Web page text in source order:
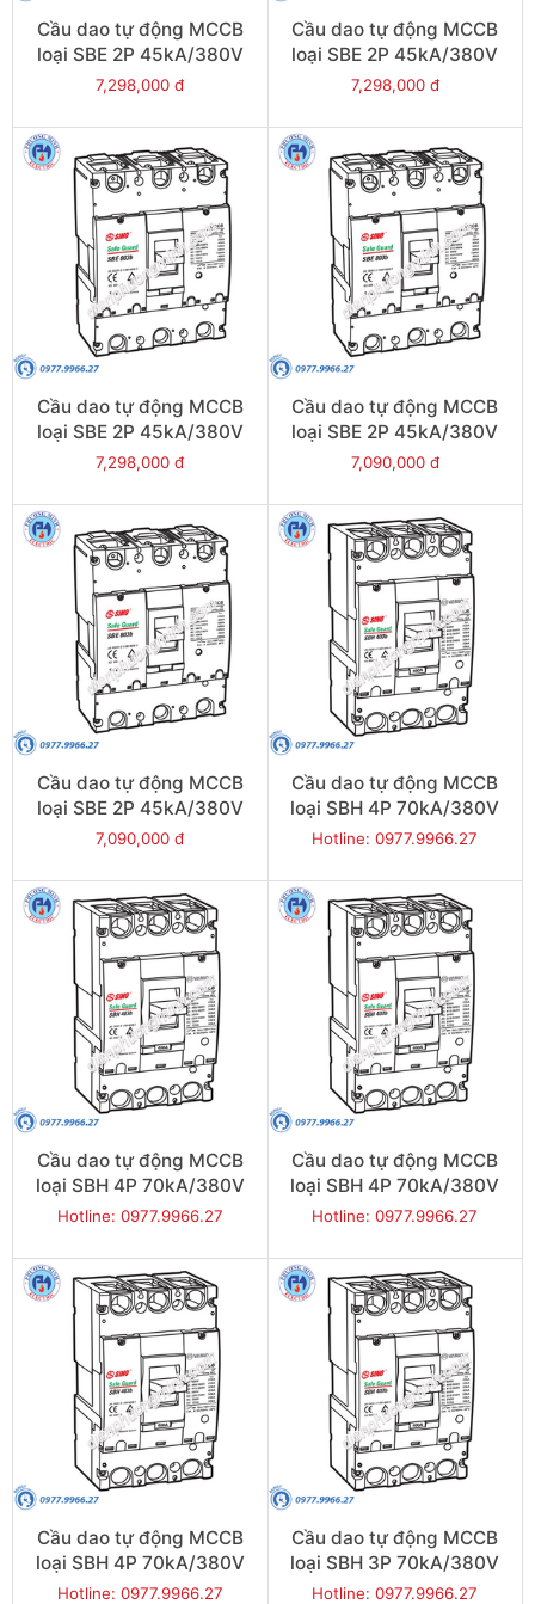
Cầu dao tự động MCCB
loại SBE 2P 45kA/380V
800A - Model
7,298,000 đ
Cầu dao tự động MCCB
loại SBE 2P 45kA/380V
700A - Model
7,298,000 đ
Cầu dao tự động MCCB
loại SBE 2P 45kA/380V
630A - Model
7,298,000 đ
Cầu dao tự động MCCB
loại SBE 2P 45kA/380V
600A - Model
7,090,000 đ
Cầu dao tự động MCCB
loại SBE 2P 45kA/380V
500A - Model
7,090,000 đ
Cầu dao tự động MCCB
loại SBH 4P 70kA/380V
400A - Model
Hotline: 0977.9966.27
Cầu dao tự động MCCB
loại SBH 4P 70kA/380V
350A - Model
Hotline: 0977.9966.27
Cầu dao tự động MCCB
loại SBH 4P 70kA/380V
300A - Model
Hotline: 0977.9966.27
Cầu dao tự động MCCB
loại SBH 4P 70kA/380V
250A - Model
Hotline: 0977.9966.27
Cầu dao tự động MCCB
loại SBH 3P 70kA/380V
400A - Model
Hotline: 0977.9966.27